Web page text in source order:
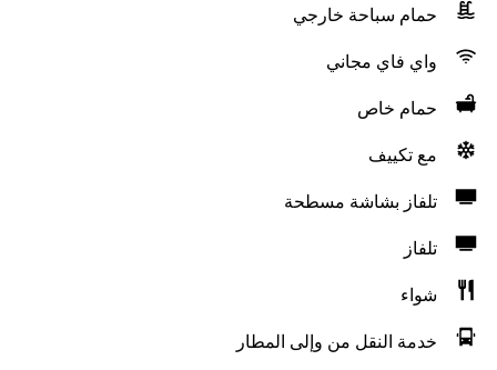
حمام سباحة خارجي
واي فاي مجاني
حمام خاص
مع تكييف
تلفاز بشاشة مسطحة
تلفاز
شواء
خدمة النقل من وإلى المطار